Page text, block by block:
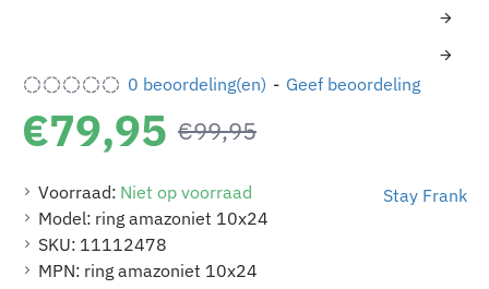
Voorraad: Niet op voorraad
Model: ring amazoniet 10x24
SKU: 11112478
MPN: ring amazoniet 10x24
Stay Frank
0 beoordeling(en) - Geef beoordeling
€79,95 €99,95